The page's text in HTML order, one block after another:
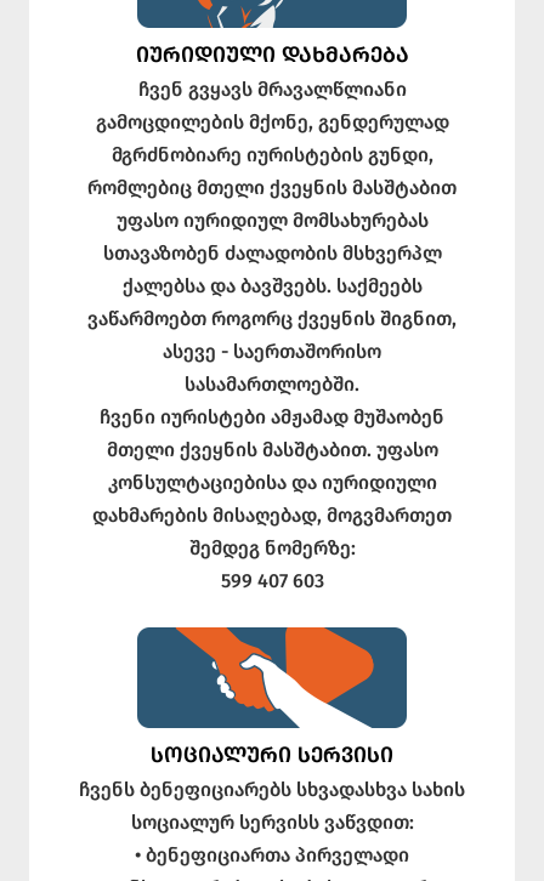
ᲘᲣᲠᲘᲓᲘᲣᲚᲘ ᲓᲐᲮᲛᲐᲠᲔᲑᲐ
ჩვენ გვყავს მრავალწლიანი
გამოცდილების მქონე, გენდერულად
მგრძნობიარე იურისტების გუნდი,
რომლებიც მთელი ქვეყნის მასშტაბით
უფასო იურიდიულ მომსახურებას
სთავაზობენ ძალადობის მსხვერპლ
ქალებსა და ბავშვებს. საქმეებს
ვაწარმოებთ როგორც ქვეყნის შიგნით,
ასევე - საერთაშორისო
სასამართლოებში.
ჩვენი იურისტები ამჟამად მუშაობენ
მთელი ქვეყნის მასშტაბით. უფასო
კონსულტაციებისა და იურიდიული
დახმარების მისაღებად, მოგვმართეთ
შემდეგ ნომერზე:
599 407 603
ᲡᲝᲪᲘᲐᲚᲣᲠᲘ ᲡᲔᲠᲕᲘᲡᲘ
ჩვენს ბენეფიციარებს სხვადასხვა სახის
სოციალურ სერვისს ვაწვდით:
• ბენეფიციართა პირველადი